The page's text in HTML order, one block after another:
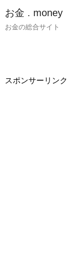
お金 . money
お金の総合サイト
スポンサーリンク